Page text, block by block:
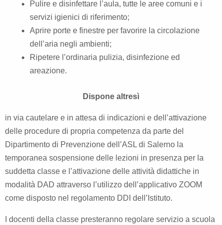
Pulire e disinfettare l’aula, tutte le aree comuni e i
servizi igienici di riferimento;
Aprire porte e finestre per favorire la circolazione
dell’aria negli ambienti;
Ripetere l’ordinaria pulizia, disinfezione ed
areazione.
Dispone altresì
in via cautelare e in attesa di indicazioni e dell’attivazione
delle procedure di propria competenza da parte del
Dipartimento di Prevenzione dell’ASL di Salerno la
temporanea sospensione delle lezioni in presenza per la
suddetta classe e l’attivazione delle attività didattiche in
modalità DAD attraverso l’utilizzo dell’applicativo ZOOM
come disposto nel regolamento DDI dell’Istituto.
I docenti della classe presteranno regolare servizio a scuola